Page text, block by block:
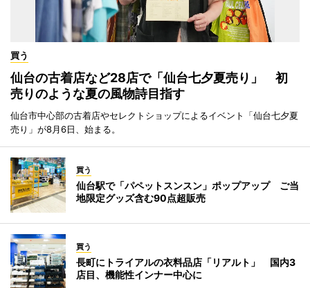
買う
仙台の古着店など28店で「仙台七夕夏売り」 初
売りのような夏の風物詩目指す
仙台市中心部の古着店やセレクトショップによるイベント「仙台七夕夏
売り」が8月6日、始まる。
買う
仙台駅で「パペットスンスン」ポップアップ ご当
地限定グッズ含む90点超販売
買う
長町にトライアルの衣料品店「リアルト」 国内3
店目、機能性インナー中心に